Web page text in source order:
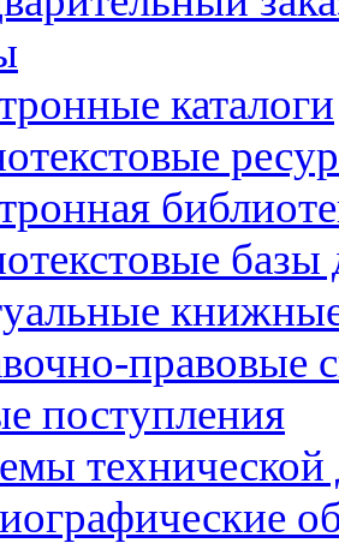
каталоги
правовые
поступления